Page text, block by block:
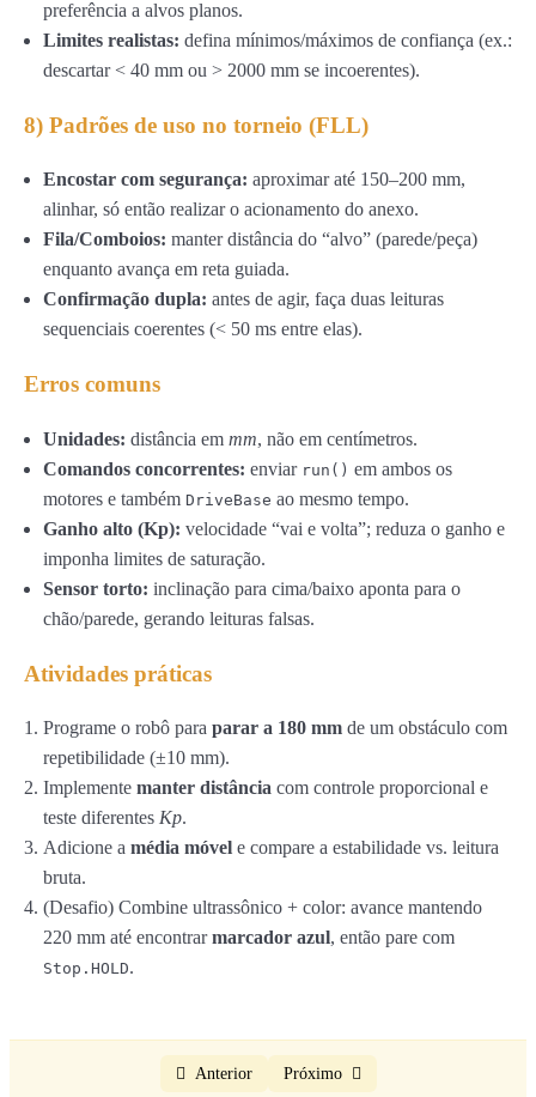
preferência a alvos planos.
Limites realistas: defina mínimos/máximos de confiança (ex.:
descartar < 40 mm ou > 2000 mm se incoerentes).
8) Padrões de uso no torneio (FLL)
Encostar com segurança: aproximar até 150–200 mm,
alinhar, só então realizar o acionamento do anexo.
Fila/Comboios: manter distância do “alvo” (parede/peça)
enquanto avança em reta guiada.
Confirmação dupla: antes de agir, faça duas leituras
sequenciais coerentes (< 50 ms entre elas).
Erros comuns
Unidades: distância em mm, não em centímetros.
Comandos concorrentes: enviar run() em ambos os
motores e também DriveBase ao mesmo tempo.
Ganho alto (Kp): velocidade “vai e volta”; reduza o ganho e
imponha limites de saturação.
Sensor torto: inclinação para cima/baixo aponta para o
chão/parede, gerando leituras falsas.
Atividades práticas
Programe o robô para parar a 180 mm de um obstáculo com
repetibilidade (±10 mm).
Implemente manter distância com controle proporcional e
teste diferentes Kp.
Adicione a média móvel e compare a estabilidade vs. leitura
bruta.
(Desafio) Combine ultrassônico + color: avance mantendo
220 mm até encontrarmarcador azul, então pare com
Stop.HOLD.
Anterior Próximo